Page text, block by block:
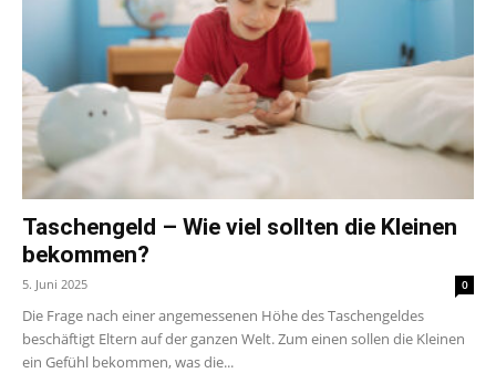
Taschengeld – Wie viel sollten die Kleinen
bekommen?
5. Juni 2025 0
Die Frage nach einer angemessenen Höhe des Taschengeldes
beschäftigt Eltern auf der ganzen Welt. Zum einen sollen die Kleinen
ein Gefühl bekommen, was die...